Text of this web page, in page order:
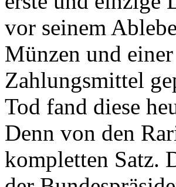
vor seinem
Münzen und
Zahlungsmittel
Tod fand diese
Denn von den
kompletten Satz.